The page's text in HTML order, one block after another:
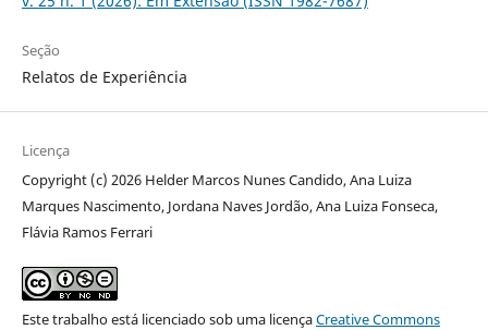
Seção
Relatos de Experiência
Licença
Copyright (c) 2026 Helder Marcos Nunes Candido, Ana Luiza
Marques Nascimento, Jordana Naves Jordão, Ana Luiza Fonseca,
Flávia Ramos Ferrari
Este trabalho está licenciado sob uma licençaCreative Commons